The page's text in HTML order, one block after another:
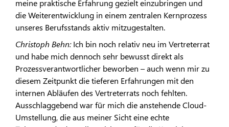
meine praktische Erfahrung gezielt einzubringen und
die Weiterentwicklung in einem zentralen Kernprozess
unseres Berufsstands aktiv mitzugestalten.
Christoph Behn:Ich bin noch relativ neu im Vertreterrat
und habe mich dennoch sehr bewusst direkt als
Prozessverantwortlicher beworben – auch wenn mir zu
diesem Zeitpunkt die tieferen Erfahrungen mit den
internen Abläufen des Vertreterrats noch fehlten.
Ausschlaggebend war für mich die anstehende Cloud-
Umstellung, die aus meiner Sicht eine echte